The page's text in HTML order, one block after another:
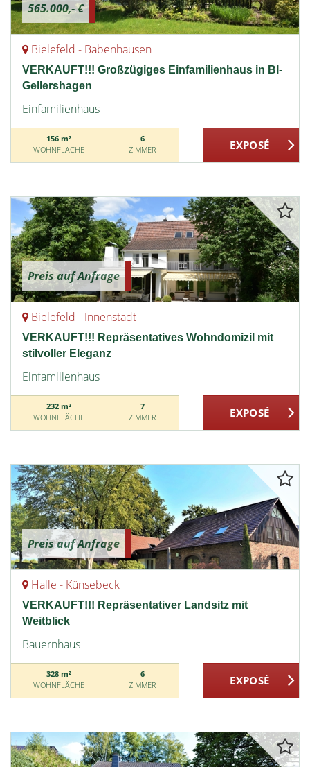
565.000,- €
Bielefeld - Babenhausen
VERKAUFT!!! Großzügiges Einfamilienhaus in BI-
Gellershagen
Einfamilienhaus
156 m²
WOHNFLÄCHE
6
ZIMMER
Preis auf Anfrage
Bielefeld - Innenstadt
VERKAUFT!!! Repräsentatives Wohndomizil mit
stilvoller Eleganz
Einfamilienhaus
232 m²
WOHNFLÄCHE
7
ZIMMER
Preis auf Anfrage
Halle - Künsebeck
VERKAUFT!!! Repräsentativer Landsitz mit
Weitblick
Bauernhaus
328 m²
WOHNFLÄCHE
6
ZIMMER